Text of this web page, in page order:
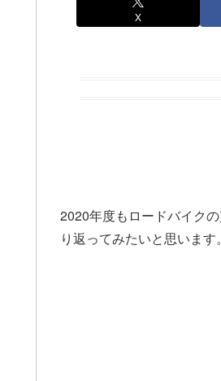
X
2020年度もロードバイク
り返ってみたいと思います。